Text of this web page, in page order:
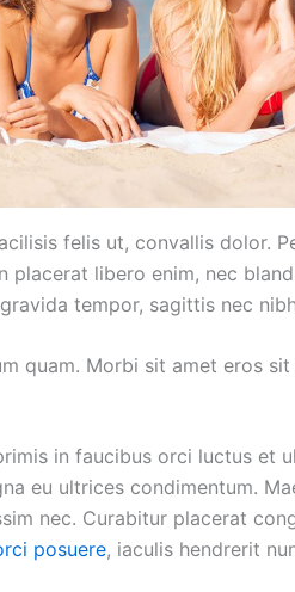
felis ut, convallis dolor.
placerat libero enim, nec
tempor, sagittis nec
quam. Morbi sit amet eros
in faucibus orci luctus et
eu ultrices condimentum.
nec. Curabitur placerat
posuere, iaculis hendrerit